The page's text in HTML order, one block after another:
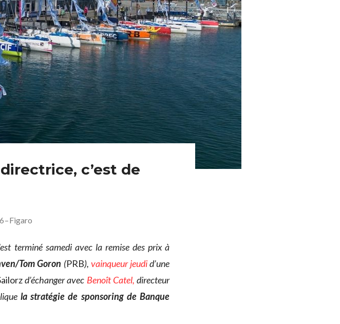
c’est de
–Figaro
terminé samedi avec la remise des prix à
Tom Goron (PRB), vainqueur jeudid’une
d’échanger avec Benoît Catel, directeur
la stratégie de sponsoring de Banque